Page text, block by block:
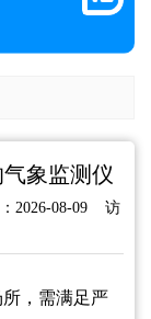
象监测仪
2026-08-09 访
，需满足严